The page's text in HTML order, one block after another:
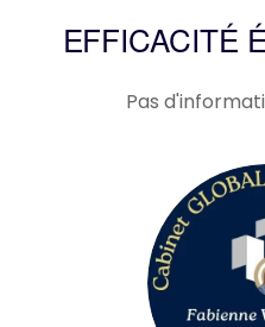
EFFICACITÉ
Pas